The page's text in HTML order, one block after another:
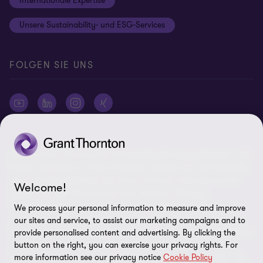
Rechtliche Hinweise
Cookie-Einstellungen
Unsere Sustainability- und ESG-Services
FOLGEN SIE UNS
© 2026 Grant Thornton AG Wirtschaftsprüfungsgesellschaft - Alle
unter der Mitgliedsfirmen der Grant Thornton International Ltd
(„GTIL“), je nach Kontext eine oder mehrere, Prüfungs-,
Steuerberatungs- und andere Beratungs-leistungen (insgesamt
„Leistungen“) für ihre Mandanten erbringen. Die Grant Thornton
AG Wirtschaftsprüfungsgesellschaft ist die deutsche Mitgliedsfirma
von GTIL. GTIL und deren Mitgliedsfirmen sind keine weltweite
Partnerschaft, sondern rechtlich selbständige Gesellschaften. Die
Welcome!
We process your personal information to measure and improve
our sites and service, to assist our marketing campaigns and to
provide personalised content and advertising. By clicking the
button on the right, you can exercise your privacy rights. For
more information see our privacy notice Cookie Policy